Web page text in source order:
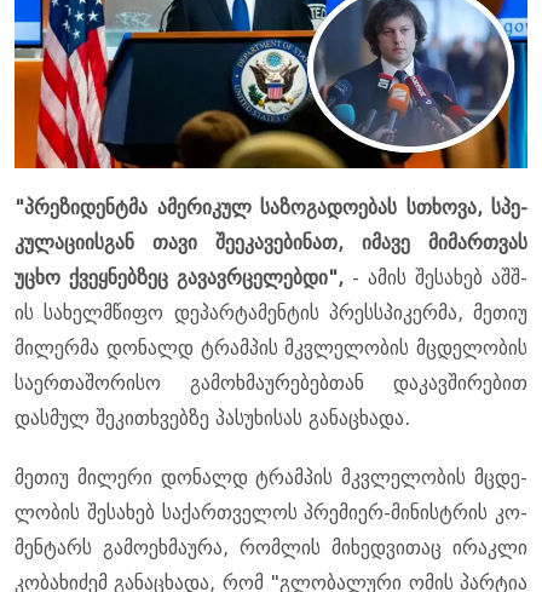
"პრე­ზი­დენ­ტმა ამე­რი­კულ სა­ზო­გა­დო­ე­ბას სთხო­ვა, სპე­
კუ­ლა­ცი­ის­გან თავი შე­ე­კა­ვე­ბი­ნათ, იმა­ვე მი­მარ­თვას
უცხო ქვეყ­ნებ­ზეც გა­ვავ­რცე­ლებ­დი", - ამის შე­სა­ხებ აშშ-
ის სა­ხელ­მწი­ფო დე­პარ­ტა­მენ­ტის პრესს­პი­კერ­მა, მე­თიუ
მი­ლერ­მა დო­ნალდ ტრამ­პის მკვლე­ლო­ბის მცდე­ლო­ბის
სა­ერ­თა­შო­რი­სო გა­მოხ­მა­უ­რე­ბებ­თან და­კავ­ში­რე­ბით
დას­მულ შე­კი­თხვებ­ზე პა­სუ­ხი­სას გა­ნა­ცხა­და.
მე­თიუ მი­ლე­რი დო­ნალდ ტრამ­პის მკვლე­ლო­ბის მცდე­
ლო­ბის შე­სა­ხებ სა­ქარ­თვე­ლოს პრე­მი­ერ-მი­ნის­ტრის კო­
მენ­ტარს გა­მო­ეხ­მა­უ­რა, რომ­ლის მი­ხედ­ვი­თაც ირაკ­ლი
კო­ბა­ხი­ძემ გა­ნა­ცხა­და, რომ "გლო­ბა­ლუ­რი ომის პარ­ტია